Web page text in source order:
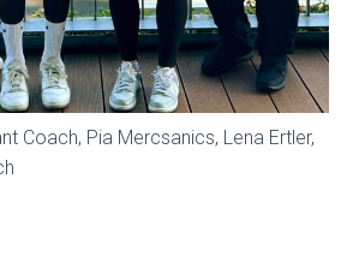
Coach, Pia Mercsanics, Lena Ertler,